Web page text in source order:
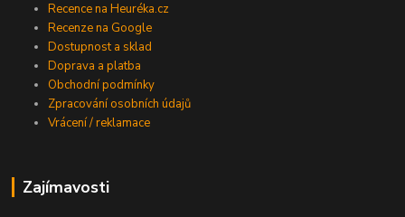
Recence na Heuréka.cz
Recenze na Google
Dostupnost a sklad
Doprava a platba
Obchodní podmínky
Zpracování osobních údajů
Vrácení / reklamace
Zajímavosti